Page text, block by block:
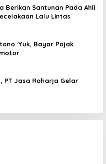
Berikan Santunan Pada Ahli
Lalu Lintas
:Yuk, Bayar Pajak
PT Jasa Raharja Gelar